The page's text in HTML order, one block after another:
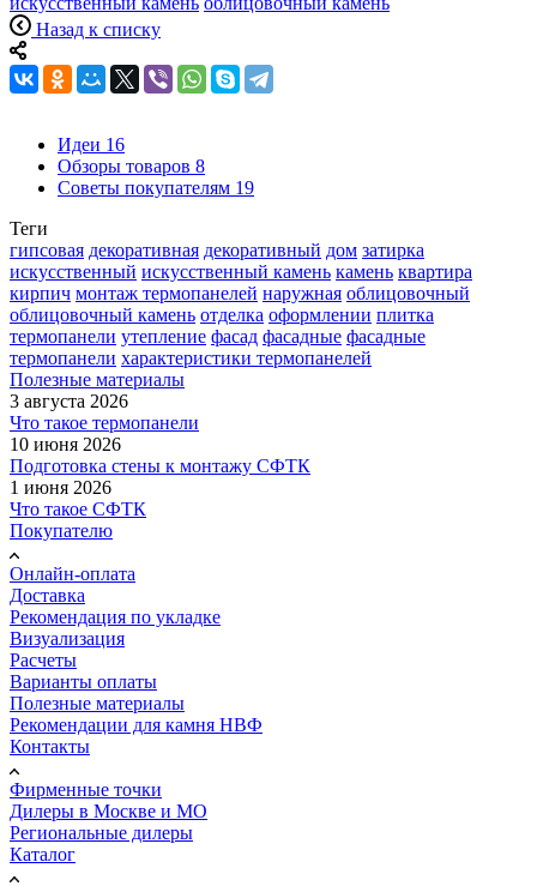
Назад к списку
Идеи 16
Обзоры товаров 8
Советы покупателям 19
Теги
гипсовая декоративная декоративный дом затирка
искусственный искусственный камень камень квартира
кирпич монтаж термопанелей наружная облицовочный
облицовочный камень отделка оформлении плитка
термопанели утепление фасад фасадные фасадные
термопанели характеристики термопанелей
Полезные материалы
3 августа 2026
Что такое термопанели
10 июня 2026
Подготовка стены к монтажу СФТК
1 июня 2026
Что такое СФТК
Покупателю
Онлайн-оплата
Доставка
Рекомендация по укладке
Визуализация
Расчеты
Варианты оплаты
Полезные материалы
Рекомендации для камня НВФ
Контакты
Фирменные точки
Дилеры в Москве и МО
Региональные дилеры
Каталог